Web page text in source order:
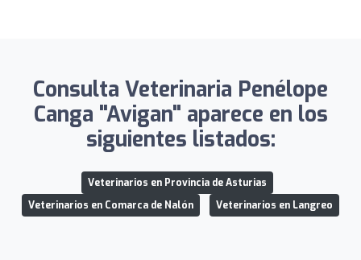
Consulta Veterinaria Penélope
Canga "Avigan" aparece en los
siguientes listados:
Veterinarios en Provincia de Asturias
Veterinarios en Comarca de Nalón
Veterinarios en Langreo